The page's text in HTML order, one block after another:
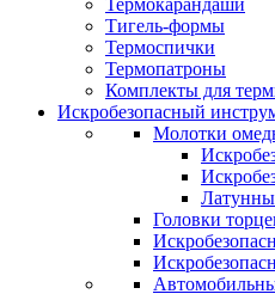
Термокарандаши
Тигель-формы
Термоспички
Термопатроны
Комплекты для
Искробезопасный
Молотки
Головки